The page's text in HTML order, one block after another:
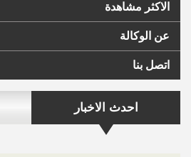
الاكثر مشاهدة
عن الوكالة
اتصل بنا
احدث الاخبار